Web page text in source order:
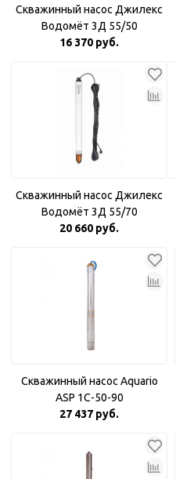
Скважинный насос Джилекс
Водомёт 3Д 55/50
16 370 руб.
Скважинный насос Джилекс
Водомёт 3Д 55/70
20 660 руб.
Скважинный насос Aquario
ASP 1С-50-90
27 437 руб.